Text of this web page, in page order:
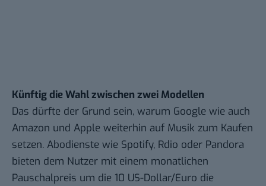
Künftig die Wahl zwischen zwei Modellen
Das dürfte der Grund sein, warum Google wie auch
Amazon und Apple weiterhin auf Musik zum Kaufen
setzen. Abodienste wie Spotify, Rdio oder Pandora
bieten dem Nutzer mit einem monatlichen
Pauschalpreis um die 10 US-Dollar/Euro die